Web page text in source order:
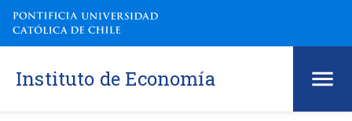
Instituto de Economía